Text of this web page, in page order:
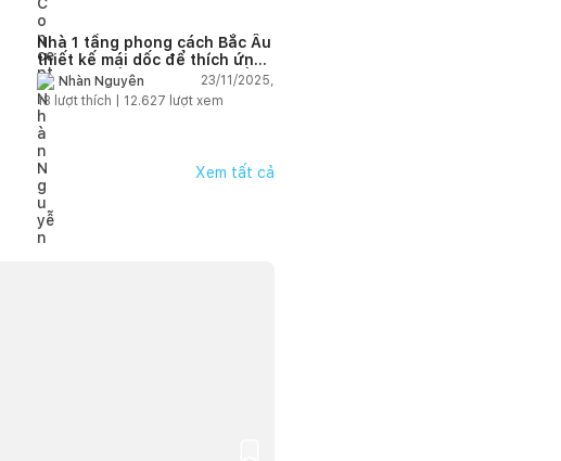
Nhà 1 tầng phong cách Bắc Âu
thiết kế mái dốc để thích ứng
với thời tiết mùa đông tuyết
dày
Nhàn Nguyễn
23/11/2025,
13 lượt thích | 12.627 lượt xem
Xem tất cả